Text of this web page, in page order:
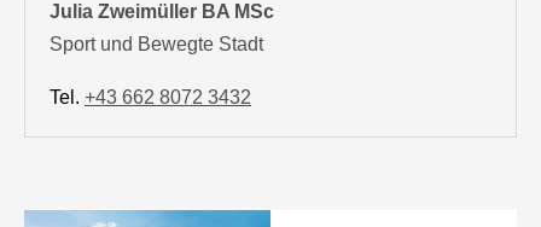
Julia Zweimüller BA MSc
Sport und Bewegte Stadt
Tel.+43 662 8072 3432